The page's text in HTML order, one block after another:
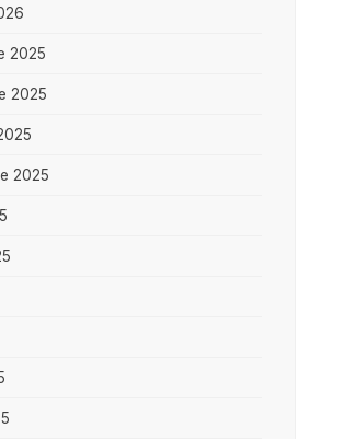
2025
2025
2025